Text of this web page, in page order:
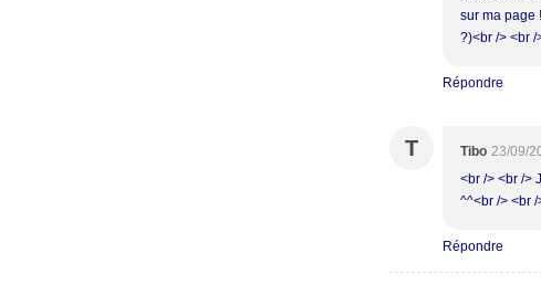
sur ma page
?)<br /> <br /
Répondre
T Tibo 23/09/
<br /> <br />
^^<br /> <br /
Répondre